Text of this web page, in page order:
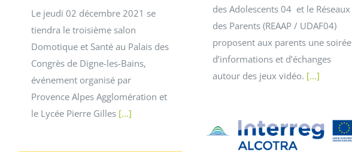
Le jeudi 02 décembre 2021 se
tiendra le troisième salon
Domotique et Santé au Palais des
Congrès de Digne-les-Bains,
événement organisé par
Provence Alpes Agglomération et
le Lycée Pierre Gilles [...]
des Adolescents 04 et le Réseaux
des Parents (REAAP / UDAF04)
proposent aux parents une soirée
d’informations et d’échanges
autour des jeux vidéo. [...]